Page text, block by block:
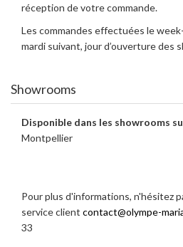
réception de votre commande.
Les commandes effectuées le
mardi suivant, jour d’ouverture des
Showrooms
Disponible dans les showrooms
Montpellier
Pour plus d'informations, n'hésitez
service client contact@olympe-
33